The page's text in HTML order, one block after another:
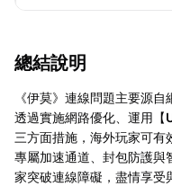
總結說明
《伊莫》連線問題主要源
透過實施網路優化、運用【
三方面措施，海外玩家可有
專屬加速通道、封包防護與
家突破連線障礙，盡情享受